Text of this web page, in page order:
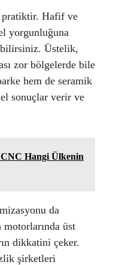
pratiktir. Hafif ve
yorgunluğuna
Üstelik,
zor bölgelerde bile
hem de seramik
sonuçlar verir ve
Hangi Ülkenin
da
üst
dikkatini çeker.
şirketleri